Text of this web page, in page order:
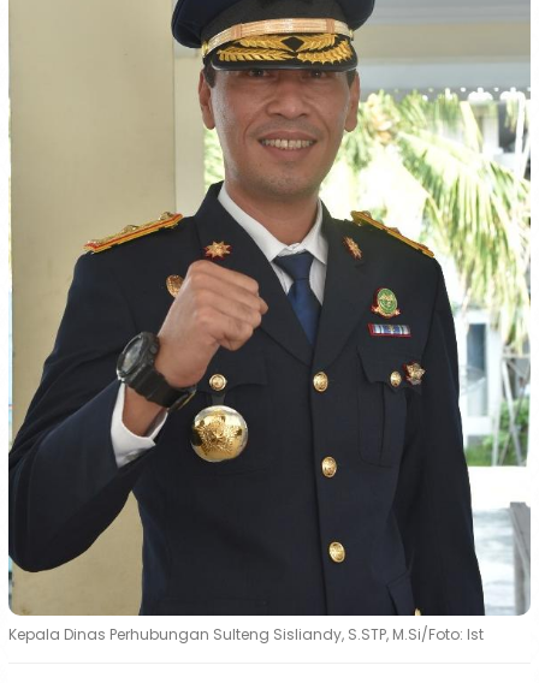
Kepala Dinas Perhubungan Sulteng Sisliandy, S.STP, M.Si/Foto: Ist